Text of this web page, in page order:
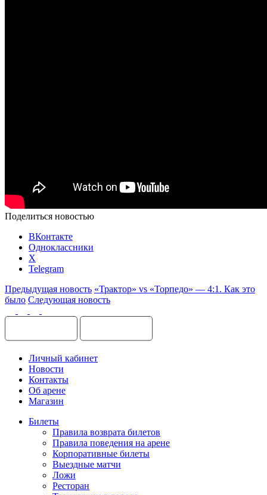
Поделиться новостью
ВКонтакте
Одноклассники
X
Telegram
Предыдущая новость «Трактор» vs «Торпедо» — 4:1. Как это
было Следующая новость
Личный кабинет
Новости
Контакты
Об арене
Магазин
Билеты
Правила возврата билетов
Правила поведения на арене
Корпоративные билеты
Выездные матчи
Ложи
Ресторан